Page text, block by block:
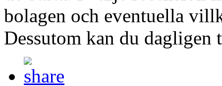
bolagen och eventuella
Dessutom kan du dagligen